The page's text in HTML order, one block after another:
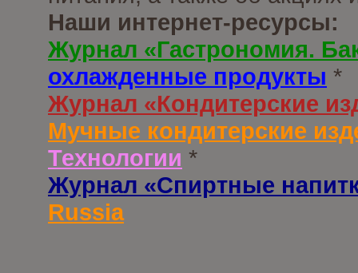
Наши интернет-ресурсы:
Журнал «Гастрономия.
охлажденные продукты *
Журнал «Кондитерские
Мучные кондитерские
Технологии *
Журнал «Спиртные
Russia